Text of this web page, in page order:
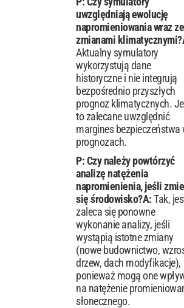
uwzględniają ewolucję
napromieniowania wraz ze
zmianami klimatycznymi?
Aktualny symulatory
wykorzystują dane
historyczne i nie integrują
bezpośrednio przyszłych
prognoz klimatycznych.
to zalecane uwzględnić
margines bezpieczeństwa
prognozach.
P: Czy należy powtórzyć
analizę natężenia
napromienienia, jeśli
się środowisko?A:Tak,
zaleca się ponowne
wykonanie analizy, jeśli
wystąpią istotne zmiany
(nowe budownictwo,
drzew, dach modyfikacje),
ponieważ mogą one
na natężenie
słonecznego.